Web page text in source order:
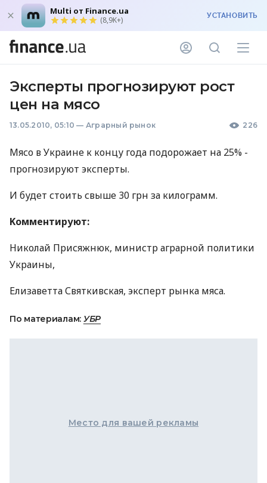
Multi от Finance.ua
(8,9K+) УСТАНОВИТЬ
Эксперты прогнозируют рост
цен на мясо
13.05.2010, 05:10 — Аграрный рынок 226
Мясо в Украине к концу года подорожает на 25% -
прогнозируют эксперты.
И будет стоить свыше 30 грн за килограмм.
Kомментируют:
Николай Присяжнюк, министр аграрной политики
Украины,
Елизаветта Святкивская, эксперт рынка мяса.
По материалам: УБР
Место для вашей рекламы